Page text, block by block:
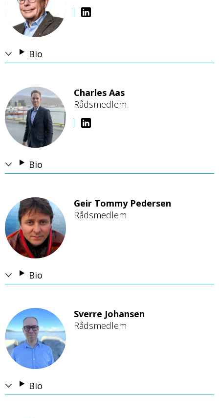
Bio
B
i
l
d
Charles Aas
Rådsmedlem
Bio
B
i
l
d
Geir Tommy Pedersen
Rådsmedlem
Bio
B
i
l
d
Sverre Johansen
Rådsmedlem
Bio